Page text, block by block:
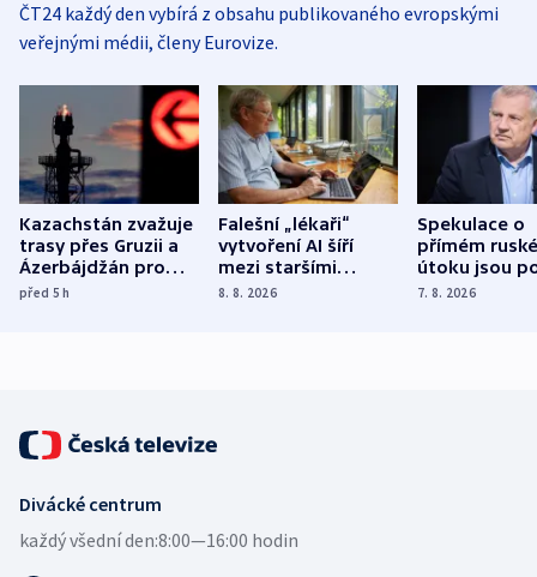
ČT24 každý den vybírá z obsahu publikovaného evropskými
veřejnými médii, členy Eurovize.
Kazachstán zvažuje
trasy přes Gruzii a
Ázerbájdžán pro
vývoz ropy do
před 5h
Falešní „lékaři“
vytvoření AI šíří
mezi staršími
Poláky nebezpečné
8. 8. 2026
Spekulace o
přímém
útoku jsou
míní
7. 8. 2026
Divácké centrum
každý všední den:8:00—16:00 hodin